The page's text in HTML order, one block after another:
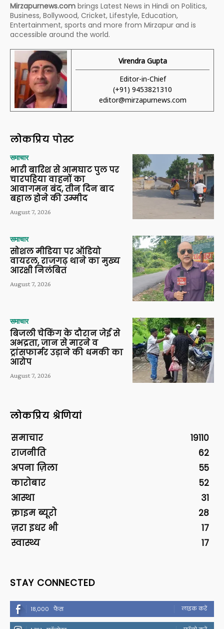
Mirzapurnews.com brings Latest News in Hindi on Politics,
Business, Bollywood, Cricket, Lifestyle, Education,
Entertainment, sports and more from Mirzapur and is
accessible around the world.
Virendra Gupta
Editor-in-Chief
(+91) 9453821310
editor@mirzapurnews.com
लोकप्रिय पोस्ट
समाचार
भारी बारिश से आमघाट पुल पर
चारपहिया वाहनों का
आवागमन बंद, तीन दिन बाद
बहाल होने की उम्मीद
August 7, 2026
समाचार
सोशल मीडिया पर ऑडियो
वायरल, राजगढ़ थाने का मुख्य
आरक्षी निलंबित
August 7, 2026
समाचार
बिजली चेकिंग के दौरान जेई से
अभद्रता, जान से मारने व
ट्रांसफार्मर उड़ाने की धमकी का
आरोप
August 7, 2026
लोकप्रिय श्रेणियां
समाचार
19110
राजनीति
62
अपना ज़िला
55
कारोबार
52
आस्था
31
क्राइम ब्यूरो
28
ज़रा इधर भी
17
स्वास्थ्य
17
STAY CONNECTED
18,000 फैंस लाइक करें